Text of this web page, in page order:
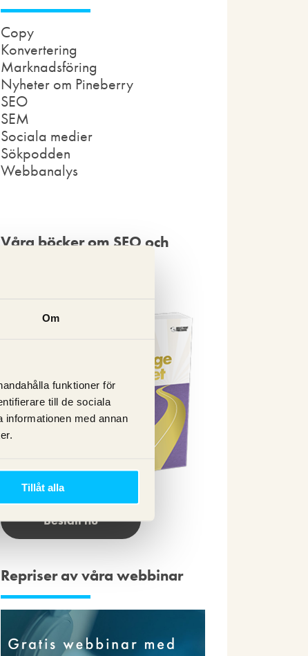
Om
funktioner för
till de sociala
med annan
Tillåt alla
Copy
Konvertering
Marknadsföring
Nyheter om Pineberry
SEO
SEM
Sociala medier
Sökpodden
Webbanalys
Våra böcker om SEO och
Beställ nu
Repriser av våra webbinar